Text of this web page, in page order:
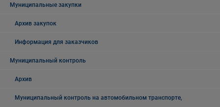
Муниципальные закупки
Архив закупок
Информация для заказчиков
Муниципальный контроль
Архив
Муниципальный контроль на автомобильном транспорте,